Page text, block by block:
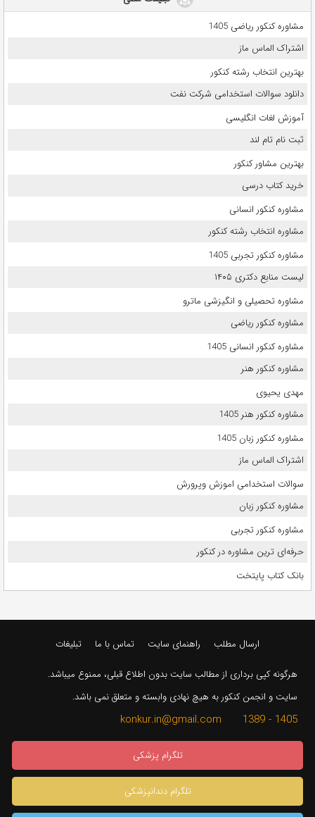
مشاوره کنکور ریاضی 1405
اشتراک الماس ماز
بهترین انتخاب رشته کنکور
دانلود سوالات استخدامی شرکت نفت
آموزش لغات انگلیسی
ثبت نام تام لند
بهترین مشاور کنکور
خرید کتاب درسی
مشاوره کنکور انسانی
مشاوره انتخاب رشته کنکور
مشاوره کنکور تجربی 1405
لیست منابع دکتری ۱۴۰۵
مشاوره تحصیلی و انگیزشی ماترو
مشاوره کنکور ریاضی
مشاوره کنکور انسانی 1405
مشاوره کنکور هنر
مهدی یحیوی
مشاوره کنکور هنر 1405
مشاوره کنکور زبان 1405
اشتراک الماس ماز
سوالات استخدامی اموزش وپرورش
مشاوره کنکور زبان
مشاوره کنکور تجربی
حرفه‌ای ترین مشاوره در کنکور
بانک کتاب پایتخت
ارسال مطلب راهنمای سایت تماس با ما تبلیغات
هرگونه کپی برداری از مطالب سایت بدون اطلاع قبلی، ممنوع میباشد.
سایت و انجمن کنکور به هیچ نهادی وابسته و متعلق نمی باشد.
1405 - 1389 konkur.in@gmail.com
تلگرام پزشکی
تلگرام دندانپزشکی